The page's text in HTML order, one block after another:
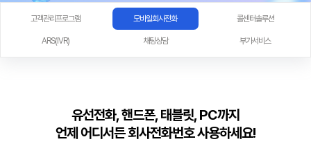
고객관리프로그램 모바일회사전화 콜센터솔루션
ARS(IVR) 채팅상담 부가서비스
유선전화, 핸드폰, 태블릿, PC까지
언제 어디서든 회사전화번호 사용하세요!